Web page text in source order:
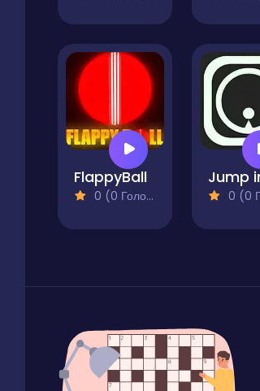
FlappyBall
0 (0 Голосів) 0 (0